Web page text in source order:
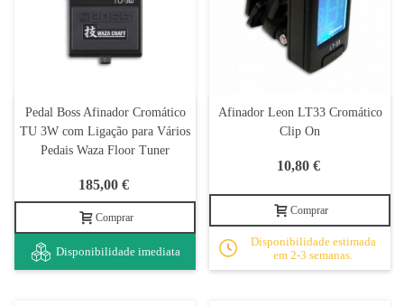
Pedal Boss Afinador Cromático
TU 3W com Ligação para Vários
Pedais Waza Floor Tuner
185,00 €
Comprar
Disponibilidade imediata
Afinador Leon LT33 Cromático
Clip On
10,80 €
Comprar
Disponibilidade estimada
em 2-3 semanas.